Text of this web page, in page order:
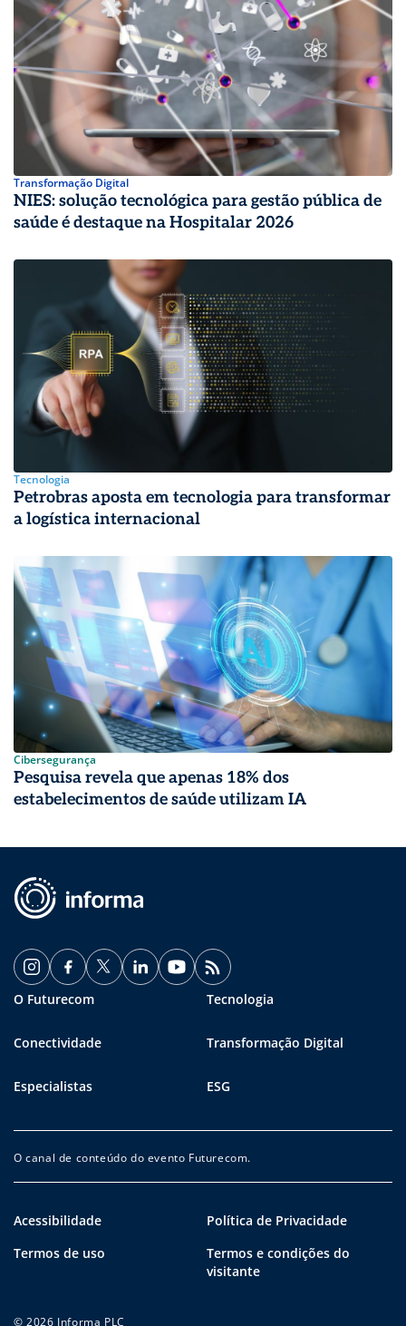
Transformação Digital
NIES: solução tecnológica para gestão pública de
saúde é destaque na Hospitalar 2026
Tecnologia
Petrobras aposta em tecnologia para transformar
a logística internacional
Cibersegurança
Pesquisa revela que apenas 18% dos
estabelecimentos de saúde utilizam IA
O Futurecom Tecnologia
Conectividade Transformação Digital
Especialistas ESG
O canal de conteúdo do evento Futurecom.
Acessibilidade
Política de Privacidade
Termos de uso
Termos e condições do
visitante
© 2026 Informa PLC